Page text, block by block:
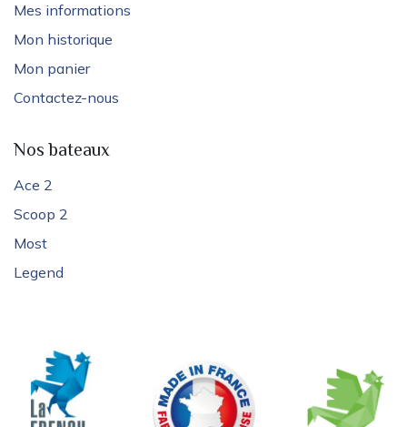
Mes informations
Mon historique
Mon panier
Contactez-nous
Nos bateaux
Ace 2
Scoop 2
Most
Legend